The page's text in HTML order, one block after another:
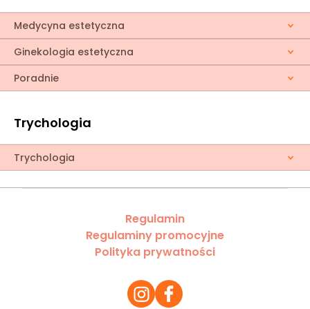
Medycyna estetyczna
Ginekologia estetyczna
Poradnie
Trychologia
Trychologia
Regulamin
Regulaminy promocyjne
Polityka prywatności